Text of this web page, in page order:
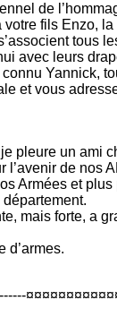
de
votre fils Enzo,
tous
avec leurs
Yannick,
et vous
pleure un ami
l’avenir de nos
Armées et
mais forte, a
d’armes.
------